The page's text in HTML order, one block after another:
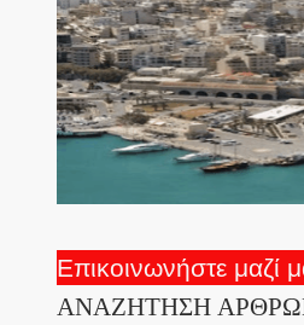
Επικοινωνήστε
ΑΝΑΖΗΤΗΣΗ